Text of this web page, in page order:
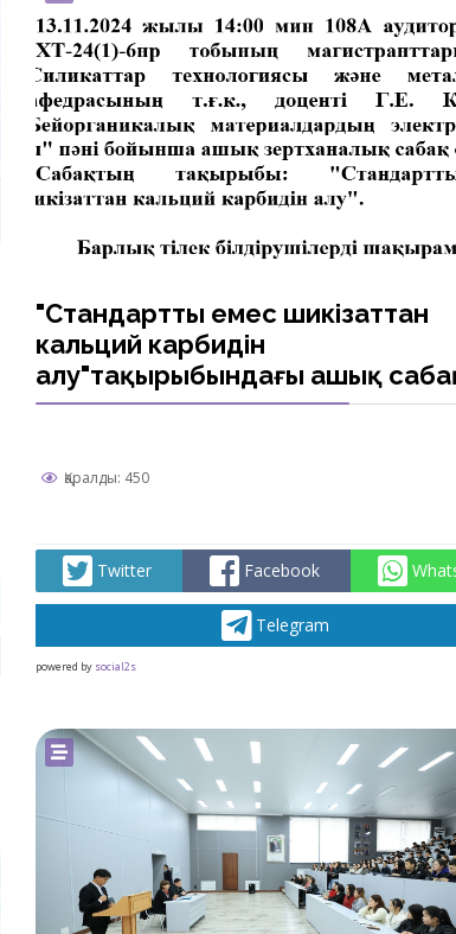
"Стандартты емес шикізаттан
кальций карбидін
алу"тақырыбындағы ашық
Қаралды: 450
Twitter Facebook
Telegram
powered by social2s